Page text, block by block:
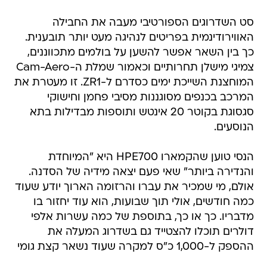
סט השדרוגים הספורטיבי מעבה את החבילה
האווירודינמית בפריטים לנהיגה מעט יותר תובענית.
כך בין השאר אפשר להשען על בולמים מתכווננים,
צמיגי מישלן תחרותיים וכאמור שמלת ה-Cam-Aero
המוחצנת השייכת ימים כסדרם ל-ZR1. זו מעטרת את
המרכב בכנפים מסוגננות מסיבי פחמן וחישוקי
סגסוגת בקוטר 20 אינטש ותוספות מבדילות בתא
הנוסעים.
הנסי טוען שהקמארו HPE700 היא "המיוחדת
והנדירה ביותר" שאי פעם יצאה מידיה של הסדנה.
אולם, מי שמכיר את עברו והרזומה הארוך יודע שעוד
כמה חודשים, אולי תוך שבועות, הוא עוד יחזור בו
מדבריו. כך או כך, בתוספת של כמה עשרות אלפי
דולרים תוכלו להצטייד גם בשדרוג המעלה את
ההספק ל-1,000 כ"ס למקרה שעוד נשאר קצת גומי